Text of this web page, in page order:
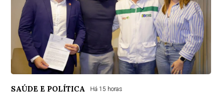
SAÚDE E POLÍTICA Há 15 horas